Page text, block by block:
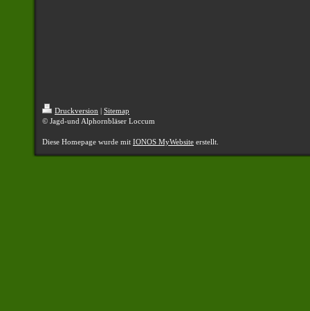
Druckversion | Sitemap
© Jagd-und Alphornbläser Loccum
Diese Homepage wurde mit IONOS MyWebsite erstellt.